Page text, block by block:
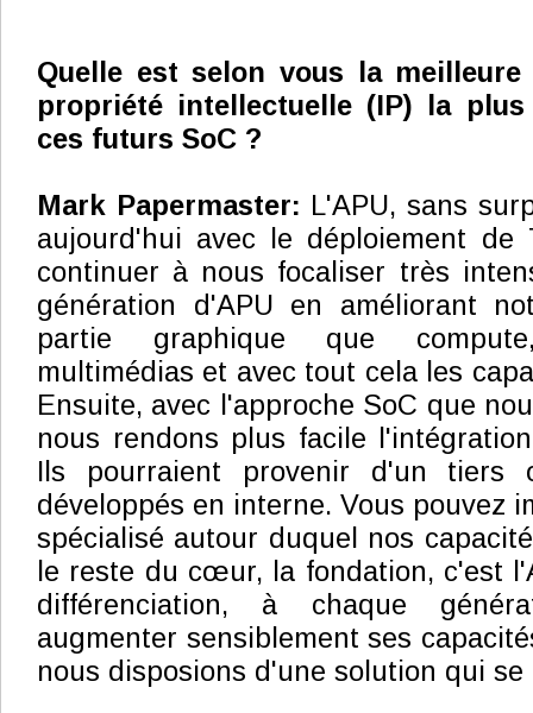
Quelle est selon vous la
propriété intellectuelle (IP) la
ces futurs SoC ?
Mark Papermaster: L'APU, sans
aujourd'hui avec le déploiement de
continuer à nous focaliser très
génération d'APU en améliorant
partie graphique que
multimédias et avec tout cela les
Ensuite, avec l'approche SoC que
nous rendons plus facile
Ils pourraient provenir d'un tiers
développés en interne. Vous pouvez
spécialisé autour duquel nos
le reste du cœur, la fondation, c'est
différenciation, à chaque
augmenter sensiblement ses
nous disposions d'une solution qui